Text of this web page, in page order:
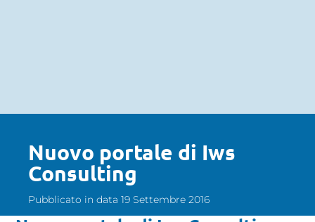
Nuovo portale di Iws
Consulting
Pubblicato in data 19 Settembre 2016